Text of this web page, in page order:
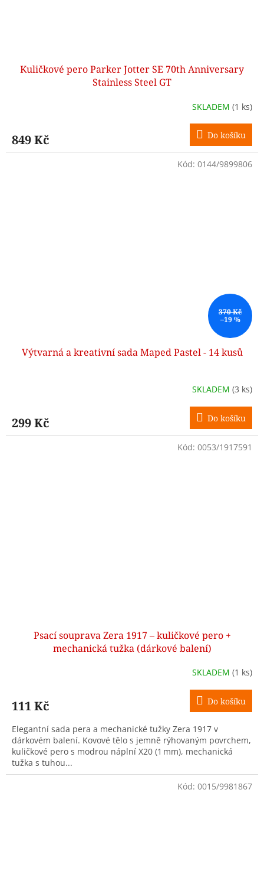
Kuličkové pero Parker Jotter SE 70th Anniversary
Stainless Steel GT
SKLADEM (1 ks)
849 Kč Do košíku
370 Kč
–19 %
Výtvarná a kreativní sada Maped Pastel - 14 kusů
SKLADEM (3 ks)
299 Kč Do košíku
Kód: 0144/9899806
Psací souprava Zera 1917 – kuličkové pero +
mechanická tužka (dárkové balení)
SKLADEM (1 ks)
111 Kč Do košíku
Elegantní sada pera a mechanické tužky Zera 1917 v
dárkovém balení. Kovové tělo s jemně rýhovaným povrchem,
kuličkové pero s modrou náplní X20 (1 mm), mechanická
tužka s tuhou...
Kód: 0053/1917591
Kód: 0015/9981867